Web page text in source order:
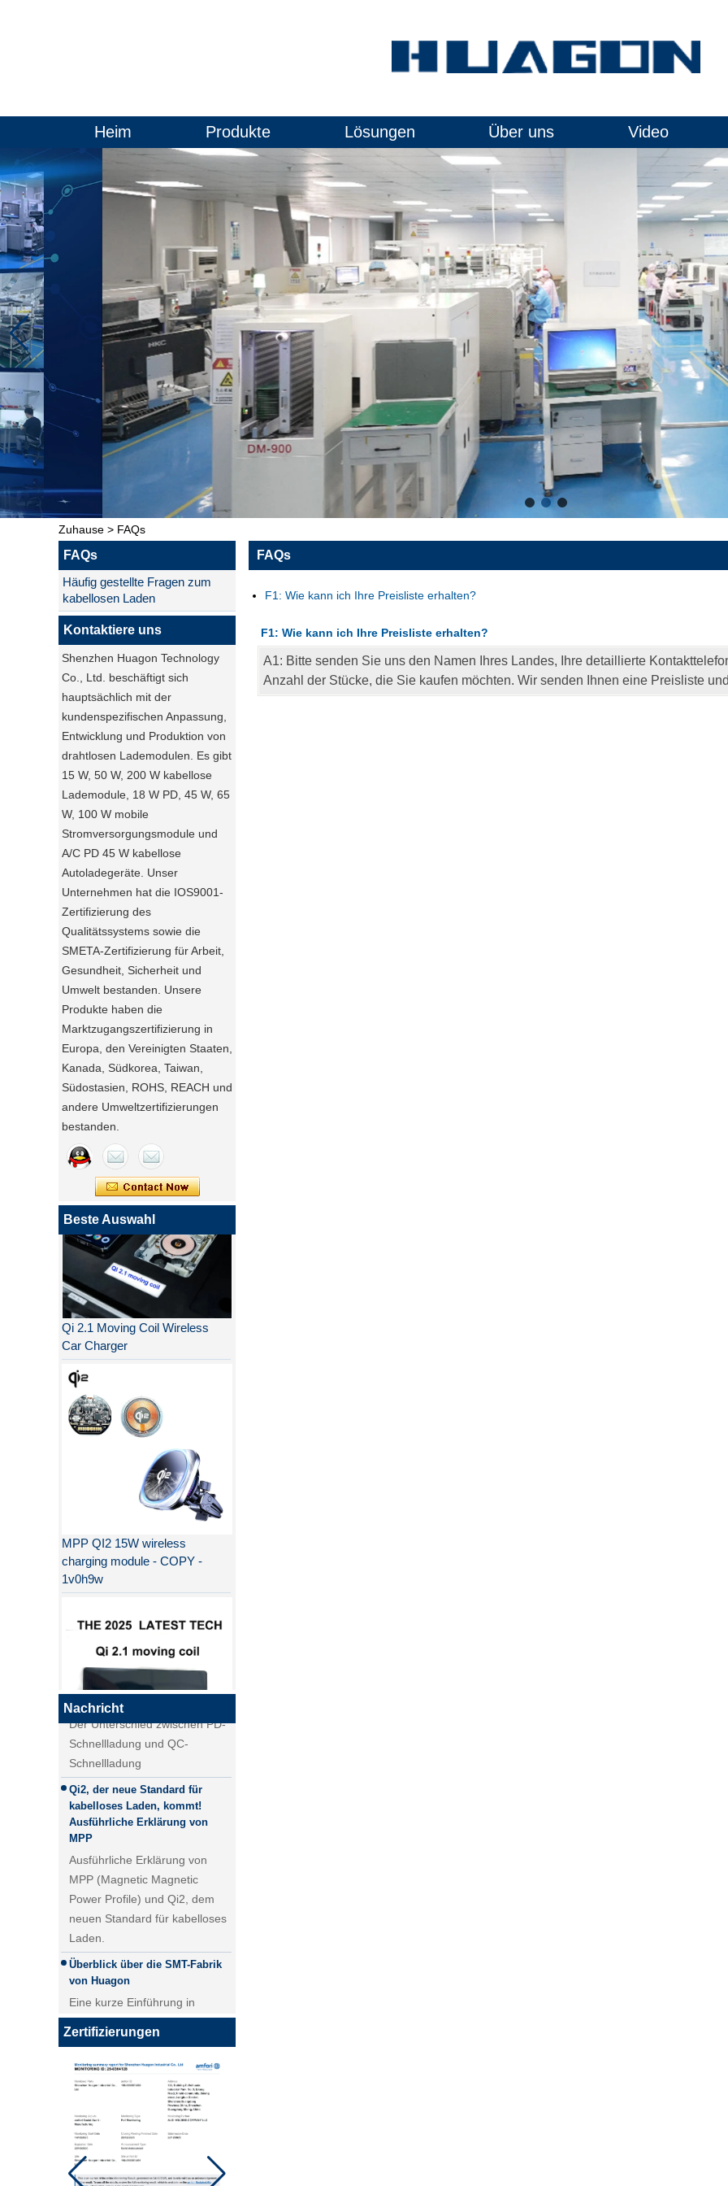
Heim Produkte Lösungen Über uns Video
Zuhause > FAQs
FAQs
Häufig gestellte Fragen zum
kabellosen Laden
Kontaktiere uns
Shenzhen Huagon Technology
Co., Ltd. beschäftigt sich
hauptsächlich mit der
kundenspezifischen Anpassung,
Entwicklung und Produktion von
drahtlosen Lademodulen. Es gibt
15 W, 50 W, 200 W kabellose
Lademodule, 18 W PD, 45 W, 65
W, 100 W mobile
Stromversorgungsmodule und
A/C PD 45 W kabellose
Autoladegeräte. Unser
Unternehmen hat die IOS9001-
Zertifizierung des
Qualitätssystems sowie die
SMETA-Zertifizierung für Arbeit,
Gesundheit, Sicherheit und
Umwelt bestanden. Unsere
Produkte haben die
Marktzugangszertifizierung in
Europa, den Vereinigten Staaten,
Kanada, Südkorea, Taiwan,
Südostasien, ROHS, REACH und
andere Umweltzertifizierungen
bestanden.
Beste Auswahl
Qi 2.1 Moving Coil Wireless
Car Charger
charging module - COPY -
1v0h9w
Qi2.1 15W QI 2.1 Moving Coil
Wireless Ladegerät
Abnehmbares drahtloses
Ladegerät
25W QI2 Wireless Lademodul
Wireless Ladegerät - Kopie -
JCJW30
Nachricht
Warum ist QI2 besser als QI?
Der Unterschied zwischen PD-
Schnellladung und QC-
Schnellladung
Der Unterschied zwischen PD-
Schnellladung und QC-
Schnellladung
Qi2, der neue Standard für
kabelloses Laden, kommt!
Ausführliche Erklärung von
MPP
Ausführliche Erklärung von
MPP (Magnetic Magnetic
Power Profile) und Qi2, dem
neuen Standard für kabelloses
Laden.
Überblick über die SMT-Fabrik
von Huagon
Eine kurze Einführung in
unsere SMT-Fabrik. Mit einer
5000 ㎡SMT-Werkstatt erreicht
unsere tägliche Lieferung von
PCBA-Modulen über 40.000
Stück.
Anpassung des kabellosen
Lademoduls von Huagon –
kabellose Ladelösung aus einer
Hand
Anpassung des kabellosen
Zertifizierungen
FAQs
F1: Wie kann ich Ihre Preisliste erhalten?
F1: Wie kann ich Ihre Preisliste erhalten?
A1: Bitte senden Sie uns den Namen Ihres Landes, Ihre detaillierte
Anzahl der Stücke, die Sie kaufen möchten. Wir senden Ihnen eine Preisliste